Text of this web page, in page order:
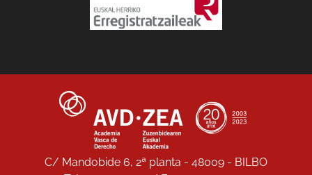
C/ Mandobide 6, 2ª planta - 48009 - BILBO